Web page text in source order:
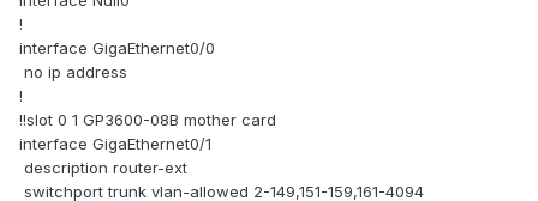
!
interface GigaEthernet0/0
no ip address
!
!!slot 0 1 GP3600-08B mother card
interface GigaEthernet0/1
description router-ext
switchport trunk vlan-allowed 2-149,151-159,161-4094